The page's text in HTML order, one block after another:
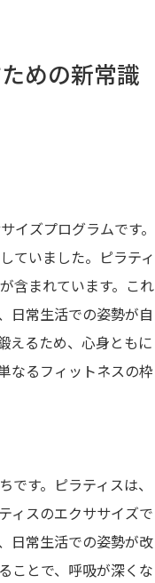
めの新常識
イズプログラムです。
ていました。ピラティ
含まれています。これ
日常生活での姿勢が自
えるため、心身ともに
なるフィットネスの枠
す。ピラティスは、
ィスのエクササイズで
日常生活での姿勢が改
ことで、呼吸が深くな